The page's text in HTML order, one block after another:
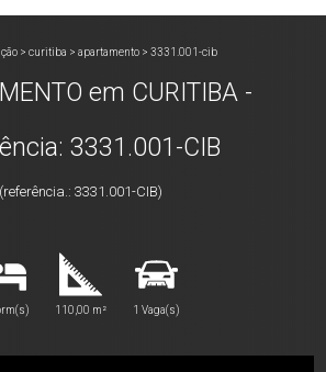
> curitiba > apartamento > 3331.001-cib
em CURITIBA -
3331.001-CIB
(referência.: 3331.001-CIB)
110,00 m² 1 Vaga(s)